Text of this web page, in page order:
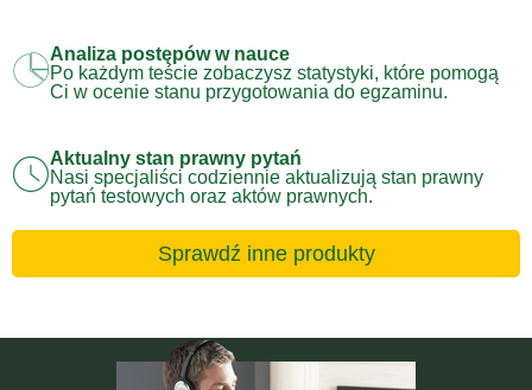
Analiza postępów w nauce
Po każdym teście zobaczysz statystyki, które pomogą
Ci w ocenie stanu przygotowania do egzaminu.
Aktualny stan prawny pytań
Nasi specjaliści codziennie aktualizują stan prawny
pytań testowych oraz aktów prawnych.
Sprawdź inne produkty